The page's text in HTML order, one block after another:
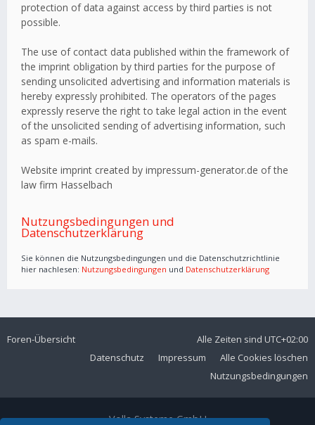
protection of data against access by third parties is not
possible.
The use of contact data published within the framework of
the imprint obligation by third parties for the purpose of
sending unsolicited advertising and information materials is
hereby expressly prohibited. The operators of the pages
expressly reserve the right to take legal action in the event
of the unsolicited sending of advertising information, such
as spam e-mails.
Website imprint created by impressum-generator.de of the
law firm Hasselbach
Nutzungsbedingungen und
Datenschutzerklärung
Sie können die Nutzungsbedingungen und die Datenschutzrichtlinie
hier nachlesen: Nutzungsbedingungen und Datenschutzerklärung
Foren-Übersicht Alle Zeiten sind UTC+02:00
Alle Cookies löschen
Impressum
Datenschutz
Nutzungsbedingungen
Volla Systeme GmbH